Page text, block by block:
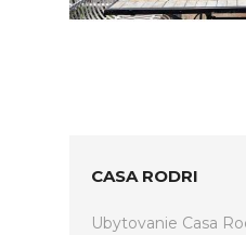
CASA RODRI
Ubytovanie Casa